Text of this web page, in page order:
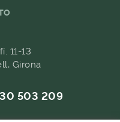
11-13
Girona
503 209